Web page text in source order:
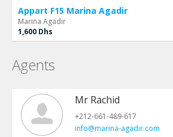
Appart F15 Marina Agadir
Marina Agadir
1,600 Dhs
Agents
Mr Rachid
+212-661-489-617
info@marina-agadir.com